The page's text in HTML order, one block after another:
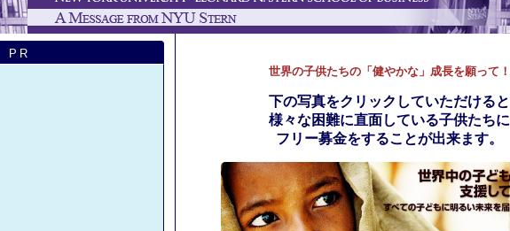
PR
世界の子供たちの「健やかな」成長を願って！
下の写真をクリックしていただけると
様々な困難に直面している子供たちに
フリー募金をすることが出来ます。